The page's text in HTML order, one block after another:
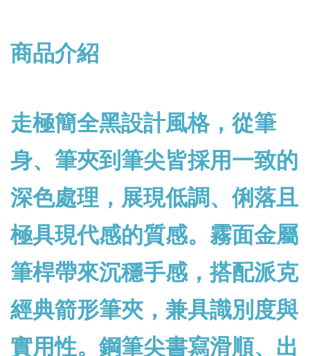
商品介紹
走極簡全黑設計風格，從筆
身、筆夾到筆尖皆採用一致的
深色處理，展現低調、俐落且
極具現代感的質感。霧面金屬
筆桿帶來沉穩手感，搭配派克
經典箭形筆夾，兼具識別度與
實用性。鋼筆尖書寫滑順、出